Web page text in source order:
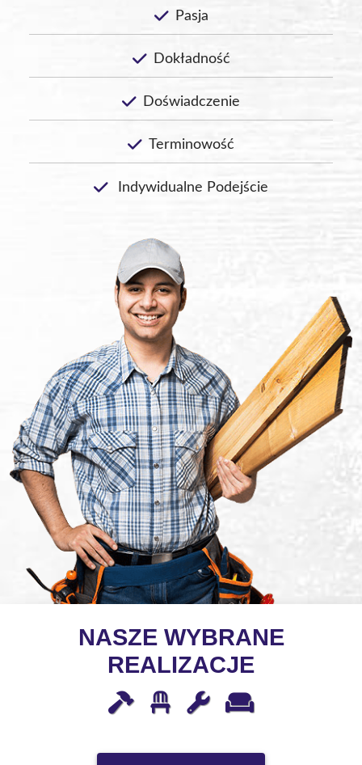
Pasja
Dokładność
Doświadczenie
Terminowość
Indywidualne Podejście
NASZE WYBRANE
REALIZACJE